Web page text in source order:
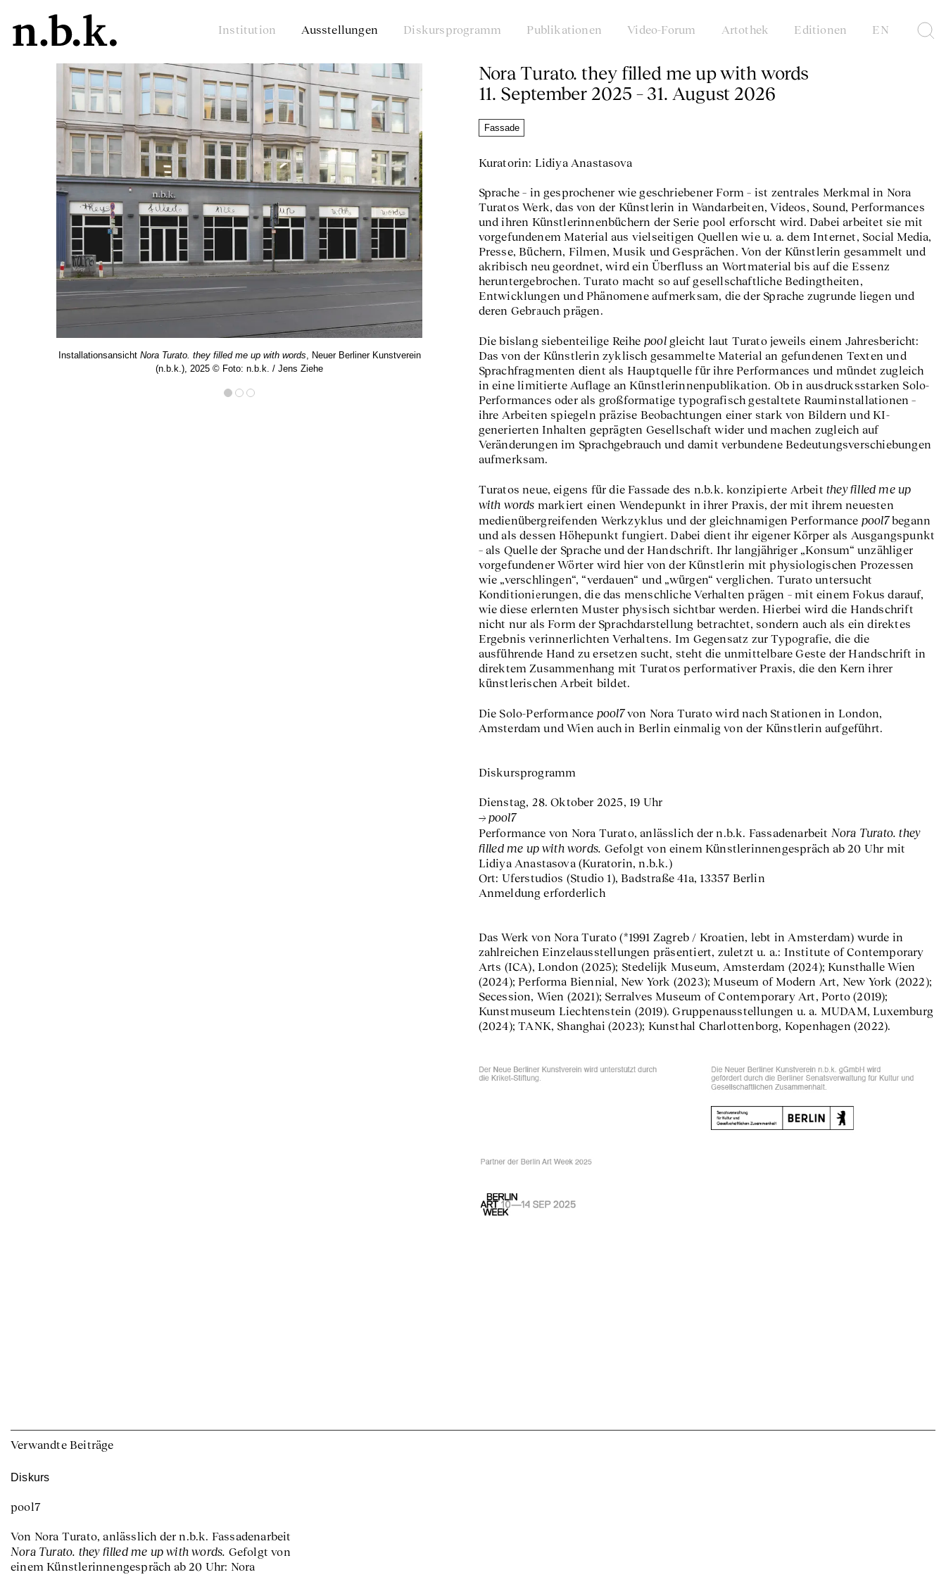
Institution Ausstellungen Diskursprogramm Publikationen Video-Forum Artothek Editionen EN
Installationsansicht Nora Turato. they filled me up with words, Neuer Berliner Kunstverein
(n.b.k.), 2025 © Foto: n.b.k. / Jens Ziehe
Nora Turato, 2025. Foto: El Hardwick © Courtesy Nora Turato
Nora Turato. they filled me up with words
11. September 2025 – 31. August 2026
Fassade
Kuratorin: Lidiya Anastasova
Sprache – in gesprochener wie geschriebener Form – ist zentrales Merkmal in Nora
Turatos Werk, das von der Künstlerin in Wandarbeiten, Videos, Sound, Performances
und ihren Künstlerinnenbüchern der Serie pool erforscht wird. Dabei arbeitet sie mit
vorgefundenem Material aus vielseitigen Quellen wie u. a. dem Internet, Social Media,
Presse, Büchern, Filmen, Musik und Gesprächen. Von der Künstlerin gesammelt und
akribisch neu geordnet, wird ein Überfluss an Wortmaterial bis auf die Essenz
heruntergebrochen. Turato macht so auf gesellschaftliche Bedingtheiten,
Entwicklungen und Phänomene aufmerksam, die der Sprache zugrunde liegen und
deren Gebrauch prägen.
Die bislang siebenteilige Reihe poolgleicht laut Turato jeweils einem Jahresbericht:
Das von der Künstlerin zyklisch gesammelte Material an gefundenen Texten und
Sprachfragmenten dient als Hauptquelle für ihre Performances und mündet zugleich
in eine limitierte Auflage an Künstlerinnenpublikation. Ob in ausdrucksstarken Solo-
Performances oder als großformatige typografisch gestaltete Rauminstallationen –
ihre Arbeiten spiegeln präzise Beobachtungen einer stark von Bildern und KI-
generierten Inhalten geprägten Gesellschaft wider und machen zugleich auf
Veränderungen im Sprachgebrauch und damit verbundene Bedeutungsverschiebungen
aufmerksam.
Turatos neue, eigens für die Fassade des n.b.k. konzipierte Arbeit they filled me up
with words markiert einen Wendepunkt in ihrer Praxis, der mit ihrem neuesten
medienübergreifenden Werkzyklus und der gleichnamigen Performance pool7begann
und als dessen Höhepunkt fungiert. Dabei dient ihr eigener Körper als Ausgangspunkt
– als Quelle der Sprache und der Handschrift. Ihr langjähriger „Konsum“ unzähliger
vorgefundener Wörter wird hier von der Künstlerin mit physiologischen Prozessen
wie „verschlingen“, “verdauen“ und „würgen“ verglichen. Turato untersucht
Konditionierungen, die das menschliche Verhalten prägen – mit einem Fokus darauf,
wie diese erlernten Muster physisch sichtbar werden. Hierbei wird die Handschrift
nicht nur als Form der Sprachdarstellung betrachtet, sondern auch als ein direktes
Ergebnis verinnerlichten Verhaltens. Im Gegensatz zur Typografie, die die
ausführende Hand zu ersetzen sucht, steht die unmittelbare Geste der Handschrift in
direktem Zusammenhang mit Turatos performativer Praxis, die den Kern ihrer
künstlerischen Arbeit bildet.
Die Solo-Performance pool7von Nora Turato wird nach Stationen in London,
Amsterdam und Wien auch in Berlin einmalig von der Künstlerin aufgeführt.
Diskursprogramm
Dienstag, 28. Oktober 2025, 19 Uhr
pool7
Performance von Nora Turato, anlässlich der n.b.k. Fassadenarbeit Nora Turato. they
filled me up with words. Gefolgt von einem Künstlerinnengespräch ab 20 Uhr mit
Lidiya Anastasova (Kuratorin, n.b.k.)
Ort: Uferstudios (Studio 1), Badstraße 41a, 13357 Berlin
Anmeldung erforderlich
Das Werk von Nora Turato (*1991 Zagreb / Kroatien, lebt in Amsterdam) wurde in
zahlreichen Einzelausstellungen präsentiert, zuletzt u. a.: Institute of Contemporary
Arts (ICA), London (2025); Stedelijk Museum, Amsterdam (2024); Kunsthalle Wien
(2024); Performa Biennial, New York (2023); Museum of Modern Art, New York (2022);
Secession, Wien (2021); Serralves Museum of Contemporary Art, Porto (2019);
Kunstmuseum Liechtenstein (2019). Gruppenausstellungen u. a. MUDAM, Luxemburg
(2024); TANK, Shanghai (2023); Kunsthal Charlottenborg, Kopenhagen (2022).
Verwandte Beiträge
Diskurs
pool7
Von Nora Turato, anlässlich der n.b.k. Fassadenarbeit
Nora Turato. they filled me up with words. Gefolgt von
einem Künstlerinnengespräch ab 20 Uhr: Nora